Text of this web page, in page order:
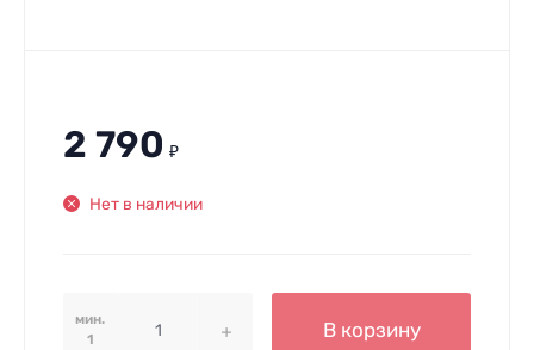
2 790 ₽
Нет в наличии
мин.
1
В корзину